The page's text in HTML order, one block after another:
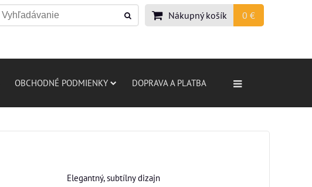
Nákupný košík 0 €
OBCHODNÉ PODMIENKY DOPRAVA A PLATBA
Elegantný, subtílny dizajn